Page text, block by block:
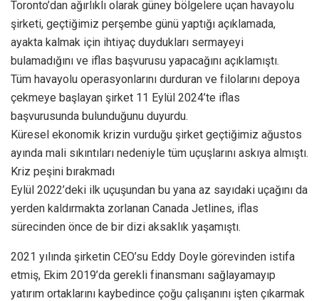
Toronto’dan ağırlıklı olarak güney bölgelere uçan havayolu
şirketi, geçtiğimiz perşembe günü yaptığı açıklamada,
ayakta kalmak için ihtiyaç duydukları sermayeyi
bulamadığını ve iflas başvurusu yapacağını açıklamıştı.
Tüm havayolu operasyonlarını durduran ve filolarını depoya
çekmeye başlayan şirket 11 Eylül 2024’te iflas
başvurusunda bulunduğunu duyurdu.
Küresel ekonomik krizin vurduğu şirket geçtiğimiz ağustos
ayında mali sıkıntıları nedeniyle tüm uçuşlarını askıya almıştı.
Kriz peşini bırakmadı
Eylül 2022’deki ilk uçuşundan bu yana az sayıdaki uçağını da
yerden kaldırmakta zorlanan Canada Jetlines, iflas
sürecinden önce de bir dizi aksaklık yaşamıştı.
2021 yılında şirketin CEO’su Eddy Doyle görevinden istifa
etmiş, Ekim 2019’da gerekli finansmanı sağlayamayıp
yatırım ortaklarını kaybedince çoğu çalışanını işten çıkarmak